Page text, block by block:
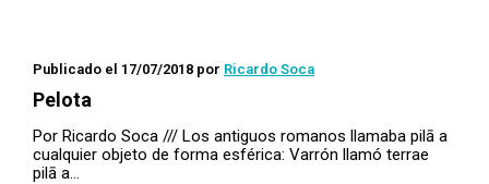
Publicado el 17/07/2018 por Ricardo Soca
Pelota
Por Ricardo Soca /// Los antiguos romanos llamaba pilā a
cualquier objeto de forma esférica: Varrón llamó terrae
pilā a…